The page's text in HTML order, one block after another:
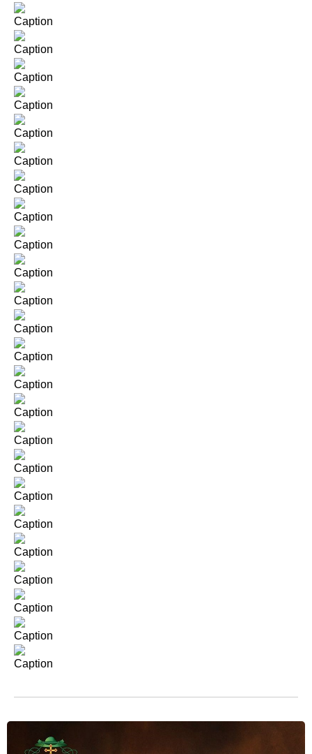
Caption
Caption
Caption
Caption
Caption
Caption
Caption
Caption
Caption
Caption
Caption
Caption
Caption
Caption
Caption
Caption
Caption
Caption
Caption
Caption
Caption
Caption
Caption
Caption